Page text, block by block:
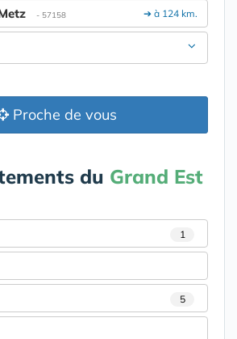
➔ à 124 km.
- 57158
Proche de vous
du Grand Est
1
5